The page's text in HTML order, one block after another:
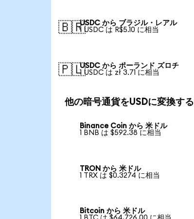
🇧🇷USDC から ブラジル・レアル
1 USDC は R$5.10 に相当
🇵🇱USDC から ポーランド ズロチ
1 USDC は zł 3.71 に相当
他の暗号通貨をUSDに変換する
Binance Coin から 米ドル
1 BNB は $592.38 に相当
TRON から 米ドル
1 TRX は $0.3274 に相当
Bitcoin から 米ドル